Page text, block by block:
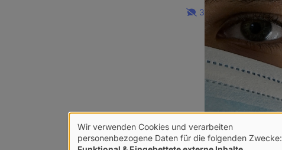
3
Verwendung
Wir verwenden Cookies und verarbeiten
personenbezogene Daten für die folgenden Zwecke: